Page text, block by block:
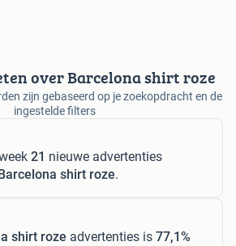
over Barcelona shirt roze
zijn gebaseerd op je zoekopdracht en de
ingestelde filters
21 nieuwe advertenties
Barcelona shirt roze.
shirt roze advertenties is 77,1%